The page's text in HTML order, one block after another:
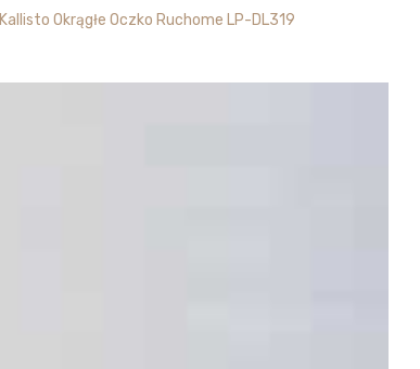
Kallisto Okrągłe Oczko Ruchome LP-DL319